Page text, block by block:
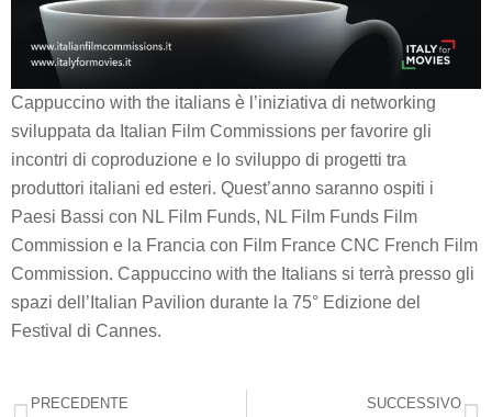
Cappuccino with the italians è l’iniziativa di networking
sviluppata da Italian Film Commissions per favorire gli
incontri di coproduzione e lo sviluppo di progetti tra
produttori italiani ed esteri. Quest’anno saranno ospiti i
Paesi Bassi con NL Film Funds, NL Film Funds Film
Commission e la Francia con Film France CNC French Film
Commission. Cappuccino with the Italians si terrà presso gli
spazi dell’Italian Pavilion durante la 75° Edizione del
Festival di Cannes.
PRECEDENTE SUCCESSIVO